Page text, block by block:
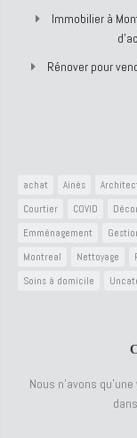
Immobilier à
Rénover pour
achat Ainés
Courtier
COVID
Emménagement
Montreal
Nettoyage
Soins à domicile
Nous n’avons